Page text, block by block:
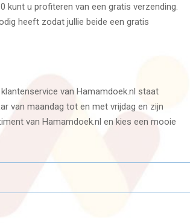
kunt u profiteren van een gratis verzending.
heeft zodat jullie beide een gratis
van Hamamdoek.nl staat
van maandag tot en met vrijdag en zijn
van Hamamdoek.nl en kies een mooie